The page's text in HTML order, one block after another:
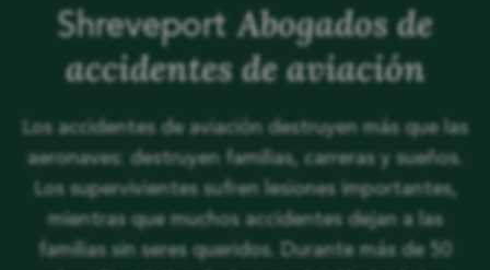
ShreveportAbogados de
accidentes de aviación
Los accidentes de aviación destruyen más que las
aeronaves: destruyen familias, carreras y sueños.
Los supervivientes sufren lesiones importantes,
mientras que muchos accidentes dejan a las
familias sin seres queridos. Durante más de 50